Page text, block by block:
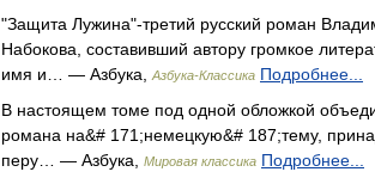
"Защита Лужина"-третий русский роман
Набокова, составивший автору громкое
имя и… — Азбука,
Азбука-Классика Подробнее...
В настоящем томе под одной обложкой
романа на&# 171;немецкую&# 187;тему,
перу… — Азбука,
Мировая классика Подробнее...